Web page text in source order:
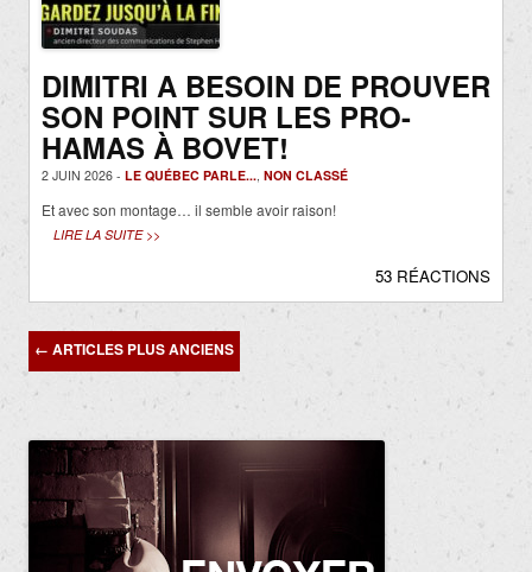
DIMITRI A BESOIN DE PROUVER
SON POINT SUR LES PRO-
HAMAS À BOVET!
2 JUIN 2026 - LE QUÉBEC PARLE..., NON CLASSÉ
Et avec son montage… il semble avoir raison!
LIRE LA SUITE >>
53 RÉACTIONS
Navigation
articles
← ARTICLES PLUS ANCIENS